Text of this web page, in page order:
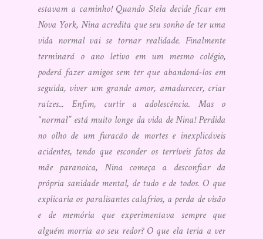
estavam a caminho! Quando Stela decide ficar em
Nova York, Nina acredita que seu sonho de ter uma
vida normal vai se tornar realidade. Finalmente
terminará o ano letivo em um mesmo colégio,
poderá fazer amigos sem ter que abandoná-los em
seguida, viver um grande amor, amadurecer, criar
raízes... Enfim, curtir a adolescência. Mas o
“normal” está muito longe da vida de Nina! Perdida
no olho de um furacão de mortes e inexplicáveis
acidentes, tendo que esconder os terríveis fatos da
mãe paranoica, Nina começa a desconfiar da
própria sanidade mental, de tudo e de todos. O que
explicaria os paralisantes calafrios, a perda de visão
e de memória que experimentava sempre que
alguém morria ao seu redor? O que ela teria a ver